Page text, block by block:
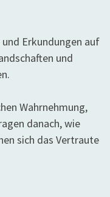
Erkundungen auf
und
Wahrnehmung,
danach, wie
sich das Vertraute